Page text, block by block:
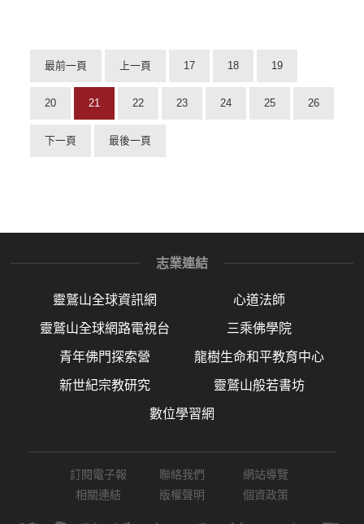
最前一頁 上一頁 17 18 19
20 21 22 23 24 25 26
下一頁 最後一頁
志業連結
靈鷲山全球資訊網 心道法師
靈鷲山全球網路電視台 三乘佛學院
青年佛門探索營 龍樹生命和平教育中心
新世紀宗教研究 靈鷲山般若書坊
數位學習網
訂閱電子報 聯絡我們
網站導覽
相關連結
版權聲明 個資政策